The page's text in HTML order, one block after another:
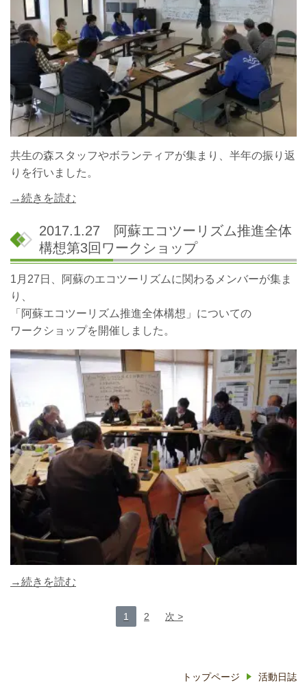
共生の森スタッフやボランティアが集まり、半年の振り返
りを行いました。
→続きを読む
2017.1.27 阿蘇エコツーリズム推進全体
構想第3回ワークショップ
1月27日、阿蘇のエコツーリズムに関わるメンバーが集ま
り、
「阿蘇エコツーリズム推進全体構想」についての
ワークショップを開催しました。
→続きを読む
1 2 次
トップページ 活動日誌